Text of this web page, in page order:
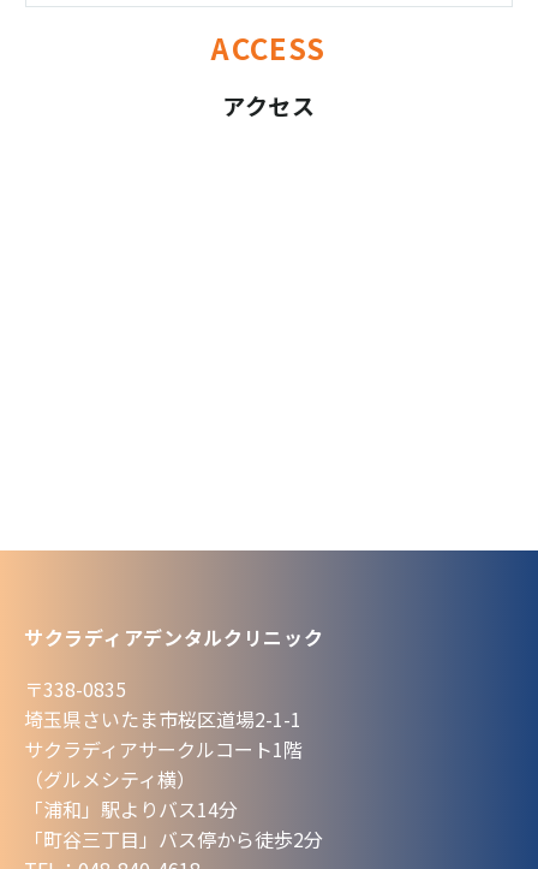
ACCESS
アクセス
サクラディアデンタルクリニック
〒338-0835
埼玉県さいたま市桜区道場2-1-1
サクラディアサークルコート1階
（グルメシティ横）
「浦和」駅よりバス14分
「町谷三丁目」バス停から徒歩2分